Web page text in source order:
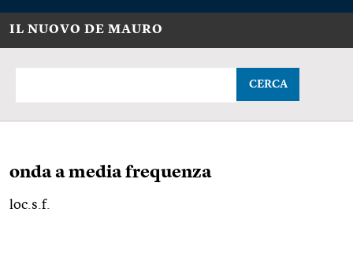
IL NUOVO DE MAURO
CERCA
onda a media frequenza
loc.s.f.